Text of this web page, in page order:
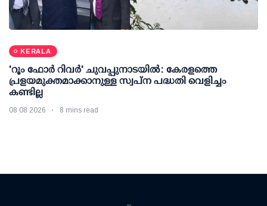
KERALA
'റൂം ഫോര്‍ റിവര്‍' ചുവപ്പുനാടയില്‍: കേരളത്തെ
പ്രളയമുക്തമാക്കാനുള്ള സ്വപ്ന പദ്ധതി വെളിച്ചം
കണ്ടില്ല
08 08 2026 8 mins read